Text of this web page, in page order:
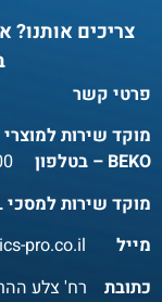
צריכים אותנו?
פרטי קשר
BEKO – בטלפון
מוקד שירות למסכי TCL – בטלפון
מייל
pro.co.il
כתובת רח' צלע ההר 2,